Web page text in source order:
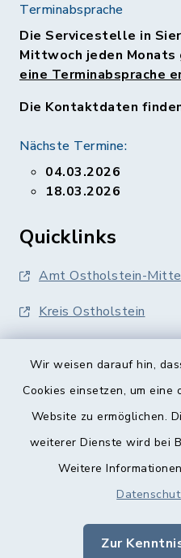
Wir weisen darauf hin,
Cookies einsetzen, um
Website zu ermöglichen.
weiterer Dienste wird bei
Weitere
Zur
Terminabsprache
Die Servicestelle in
Mittwoch jeden
eine Terminabsprache
Die Kontaktdaten
Nächste Termine:
04.03.2026
18.03.2026
Quicklinks
Amt Ostholstein-Mitte
Kreis Ostholstein